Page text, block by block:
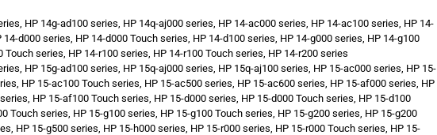
HP 14g-ad100 series, HP 14q-aj000 series, HP 14-ac000 series, HP 14-ac100 series, HP 14-
d000 series, HP 14-d000 Touch series, HP 14-d100 series, HP 14-g000 series, HP 14-g100
series, HP 14-r100 series, HP 14-r100 Touch series, HP 14-r200 series
HP 15g-ad100 series, HP 15q-aj000 series, HP 15q-aj100 series, HP 15-ac000 series, HP 15-
HP 15-ac100 Touch series, HP 15-ac500 series, HP 15-ac600 series, HP 15-af000 series, HP
HP 15-af100 Touch series, HP 15-d000 series, HP 15-d000 Touch series, HP 15-d100
Touch series, HP 15-g100 series, HP 15-g100 Touch series, HP 15-g200 series, HP 15-g200
HP 15-g500 series, HP 15-h000 series, HP 15-r000 series, HP 15-r000 Touch series, HP 15-